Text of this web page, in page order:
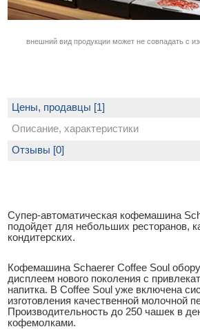
внешний вид продукции может не совпадать с
Цены, продавцы [1]
Описание, характеристики
Супер-автоматическая кофемашина
подойдет для небольших ресторанов,
кондитерских.
Кофемашина Schaerer Coffee Soul
дисплеем нового поколения с
напитка. В Coffee Soul уже включена
изготовления качественной молочной
Производительность до 250 чашек в
кофемолками.
Отзывы [0]